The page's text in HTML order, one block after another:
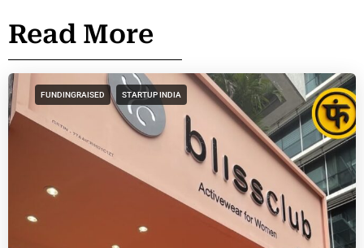
Read More
FUNDINGRAISED STARTUP INDIA